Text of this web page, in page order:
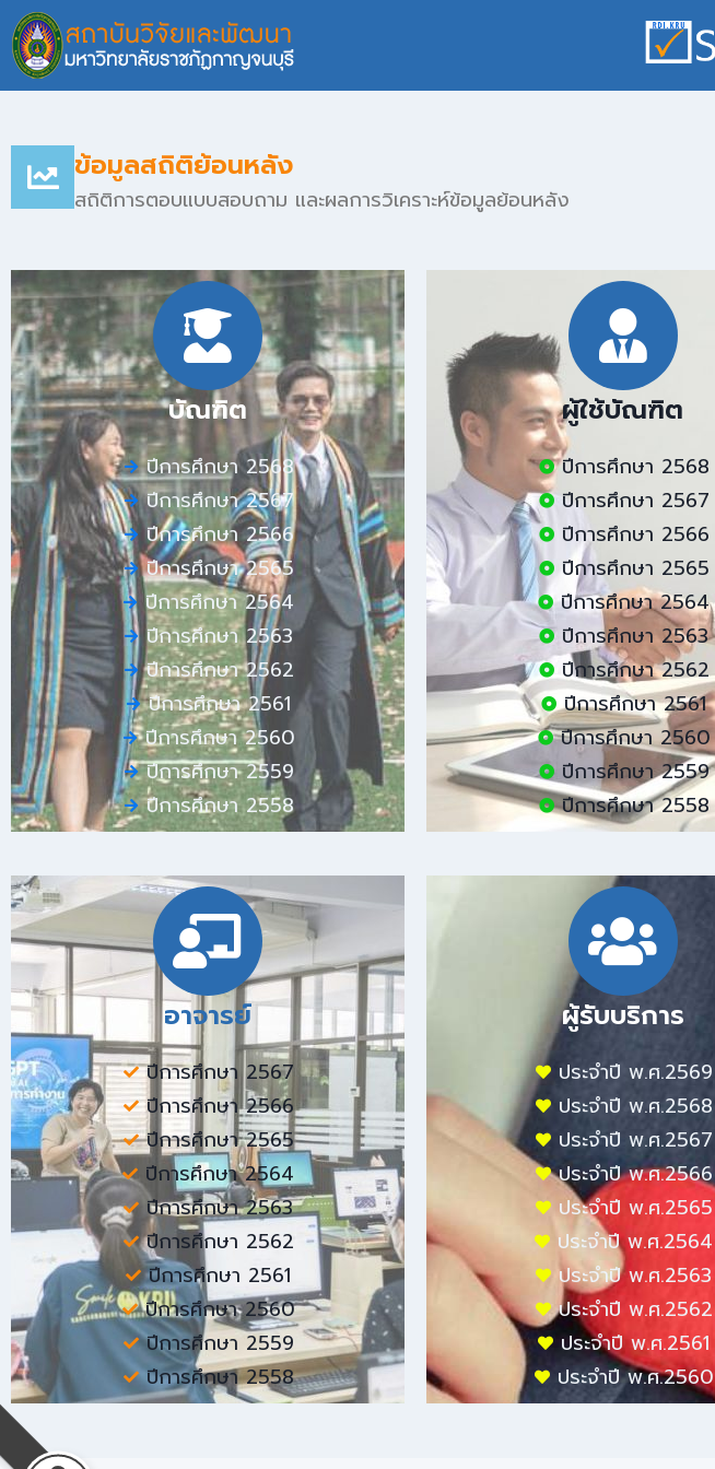
ข้อมูลสถิติย้อนหลัง
สถิติการตอบแบบสอบถาม และผลการวิเคราะห์ข้อมูลย้อนหลัง
บัณฑิต
ปีการศึกษา 2568
ปีการศึกษา 2567
ปีการศึกษา 2566
ปีการศึกษา 2565
ปีการศึกษา 2564
ปีการศึกษา 2563
ปีการศึกษา 2562
ปีการศึกษา 2561
ปีการศึกษา 2560
ปีการศึกษา 2559
ปีการศึกษา 2558
ผู้ใช้บัณฑิต
ปีการศึกษา 2568
ปีการศึกษา 2567
ปีการศึกษา 2566
ปีการศึกษา 2565
ปีการศึกษา 2564
ปีการศึกษา 2563
ปีการศึกษา 2562
ปีการศึกษา 2561
ปีการศึกษา 2560
ปีการศึกษา 2559
ปีการศึกษา 2558
อาจารย์
ปีการศึกษา 2567
ปีการศึกษา 2566
ปีการศึกษา 2565
ปีการศึกษา 2564
ปีการศึกษา 2563
ปีการศึกษา 2562
ปีการศึกษา 2561
ปีการศึกษา 2560
ปีการศึกษา 2559
ปีการศึกษา 2558
ผู้รับบริการ
ประจำปี พ.ศ.2569
ประจำปี พ.ศ.2568
ประจำปี พ.ศ.2567
ประจำปี พ.ศ.2566
ประจำปี พ.ศ.2565
ประจำปี พ.ศ.2564
ประจำปี พ.ศ.2563
ประจำปี พ.ศ.2562
ประจำปี พ.ศ.2561
ประจำปี พ.ศ.2560